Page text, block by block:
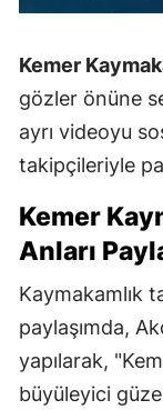
Kemer
gözler önüne
ayrı videoyu
takipçileriyle
Kemer
Anları
Kaymakamlık
paylaşımda,
yapılarak,
büyüleyici